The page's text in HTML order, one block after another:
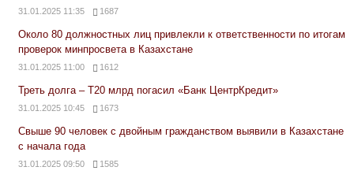
31.01.2025 11:35 1687
Около 80 должностных лиц привлекли к ответственности по итогам
проверок минпросвета в Казахстане
31.01.2025 11:00 1612
Треть долга – Т20 млрд погасил «Банк ЦентрКредит»
31.01.2025 10:45 1673
Свыше 90 человек с двойным гражданством выявили в Казахстане
с начала года
31.01.2025 09:50 1585